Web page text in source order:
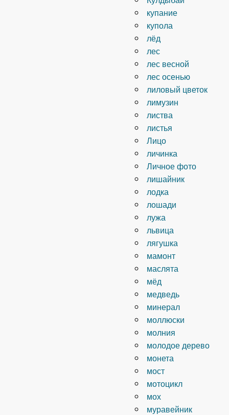
купание
купола
лёд
лес
лес весной
лес осенью
лиловый цветок
лимузин
листва
листья
Лицо
личинка
Личное фото
лишайник
лодка
лошади
лужа
львица
лягушка
мамонт
маслята
мёд
медведь
минерал
моллюски
молния
молодое дерево
монета
мост
мотоцикл
мох
муравейник